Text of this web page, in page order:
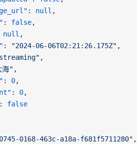
: null ,
: false,
null ,
: "2024-06-06T02:21:26.175Z" ,
,
海" ,
: 0,
: 0,
: false
0168-463c-a18a-f681f5711280" ,